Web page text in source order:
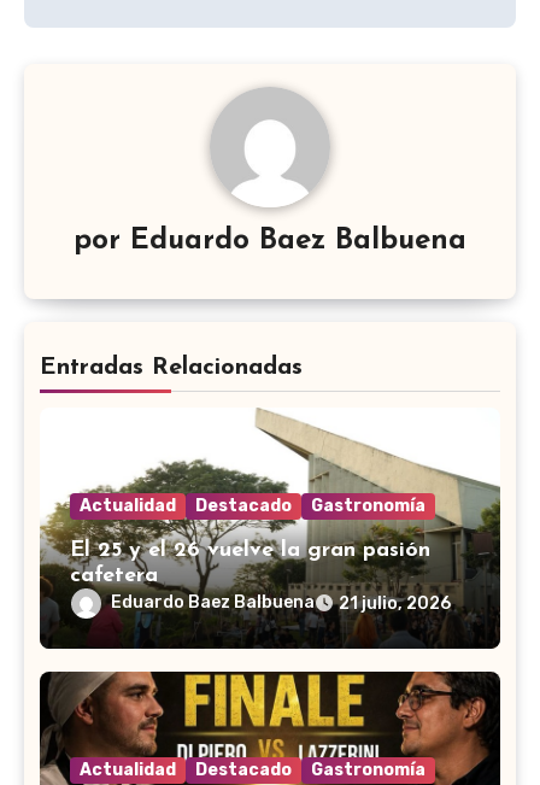
por Eduardo Baez Balbuena
Entradas Relacionadas
Actualidad Destacado Gastronomía
El 25 y el 26 vuelve la gran pasión
cafetera
Eduardo Baez Balbuena 21 julio, 2026
Actualidad Destacado Gastronomía